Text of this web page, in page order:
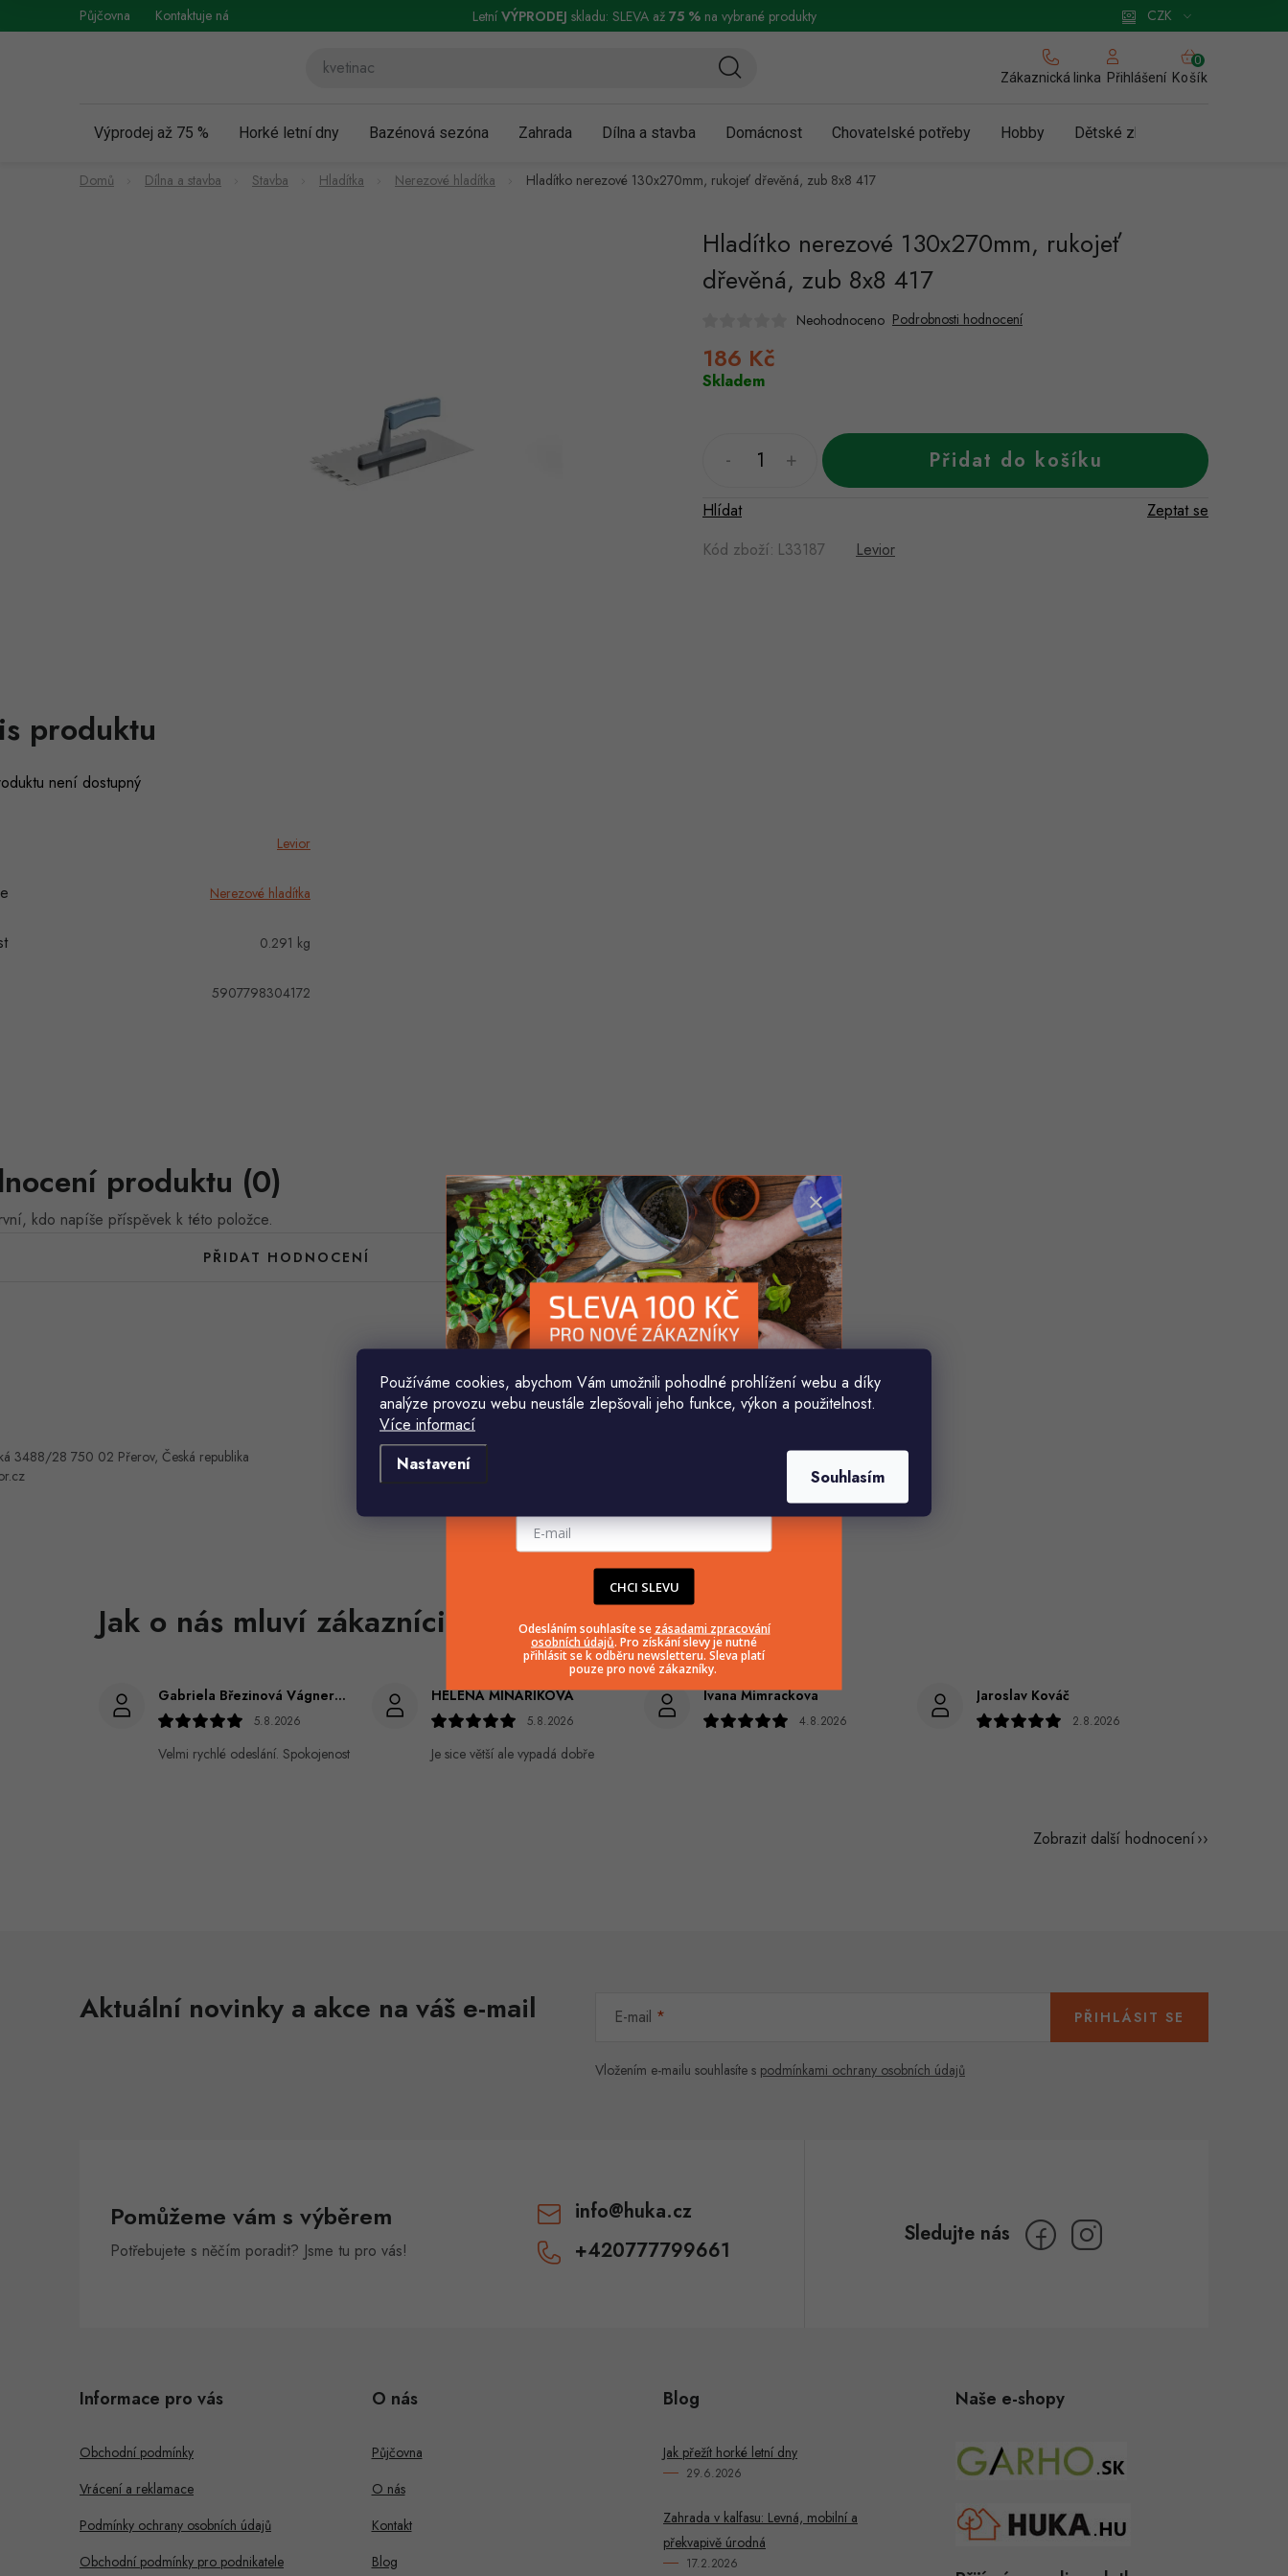
Používáme cookies, abychom Vám umožnili pohodlné prohlížení webu a díky
analýze provozu webu neustále zlepšovali jeho funkce, výkon a použitelnost.
Více informací
Nastavení
Souhlasím
na
Půjčovna Kontaktuje nás Vrácení a reklamace Podmínky ochrany osobních údajů Obchodní podmínky pro podnikatele Zásady používání cookies
CZK
LetníVÝPRODEJ skladu: SLEVA až 75 %na vybrané produkty
Zákaznická linka Přihlášení
NÁKUPNÍ
KOŠÍK
Košík
Výprodej až 75 % Horké letní dny Bazénová sezóna Zahrada Dílna a stavba Domácnost Chovatelské potřeby Hobby Dětské zboží a hračky
Domů Dílna a stavba Stavba Hladítka Nerezové hladítka Hladítko nerezové 130x270mm, rukojeť dřevěná, zub 8x8 417
Hladítko nerezové 130x270mm, rukojeť
dřevěná, zub 8x8 417
Neohodnoceno Podrobnosti hodnocení
186 Kč
Skladem
Přidat do košíku
Kód zboží: L33187 Levior
Zeptat se
Hlídat
produktu
není dostupný
Levior
Nerezové hladítka
0.291 kg
5907798304172
produktu (0)
kdo napíše příspěvek k této položce.
PŘIDAT HODNOCENÍ
3488/28 750 02 Přerov, Česká republika
Gabriela Březinová Vágnerová
5.8.2026
Velmi rychlé odeslání. Spokojenost
HELENA MINAŘÍKOVÁ
5.8.2026
Je sice větší ale vypadá dobře
Ivana Mimrackova
4.8.2026
Jaroslav Kováč
2.8.2026
Zobrazit další hodnocení
Aktuální novinky a akce na váš e-mail E-mail
Vložením e-mailu souhlasíte s podmínkami ochrany osobních údajů
PŘIHLÁSIT SE
Pomůžeme vám s výběrem
Potřebujete s něčím poradit? Jsme tu pro vás!
info@huka.cz
+420777799661
Informace pro vás
Obchodní podmínky
Vrácení a reklamace
Podmínky ochrany osobních údajů
Obchodní podmínky pro podnikatele
O nás
Půjčovna
O nás
Kontakt
Blog
Blog
Jak přežít horké letní dny
29.6.2026
Zahrada v kalfasu: Levná, mobilní a
překvapivě úrodná
17.2.2026
Naše e-shopy
CHCI SLEVU
Odesláním souhlasíte se zásadami zpracování
osobních údajů. Pro získání slevy je nutné
přihlásit se k odběru newsletteru. Sleva platí
pouze pro nové zákazníky.